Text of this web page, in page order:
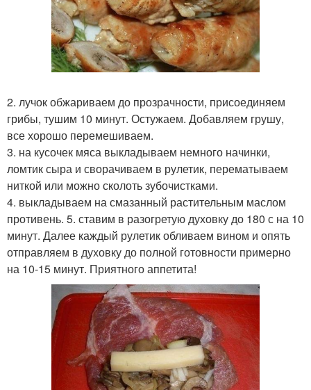
2. лучок обжариваем до прозрачности, присоединяем
грибы, тушим 10 минут. Остужаем. Добавляем грушу,
все хорошо перемешиваем.
3. на кусочек мяса выкладываем немного начинки,
ломтик сыра и сворачиваем в рулетик, перематываем
ниткой или можно сколоть зубочистками.
4. выкладываем на смазанный растительным маслом
противень. 5. ставим в разогретую духовку до 180 с на 10
минут. Далее каждый рулетик обливаем вином и опять
отправляем в духовку до полной готовности примерно
на 10-15 минут. Приятного аппетита!